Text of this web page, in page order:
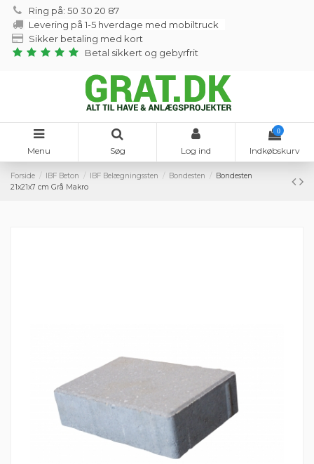
Ring på: 50 30 20 87
Levering på 1-5 hverdage med mobiltruck
Sikker betaling med kort
Betal sikkert og gebyrfrit
Menu Søg Log ind
0
Indkøbskurv
Forside IBF Beton IBF Belægningssten Bondesten
Bondesten
21x21x7 cm Grå Makro